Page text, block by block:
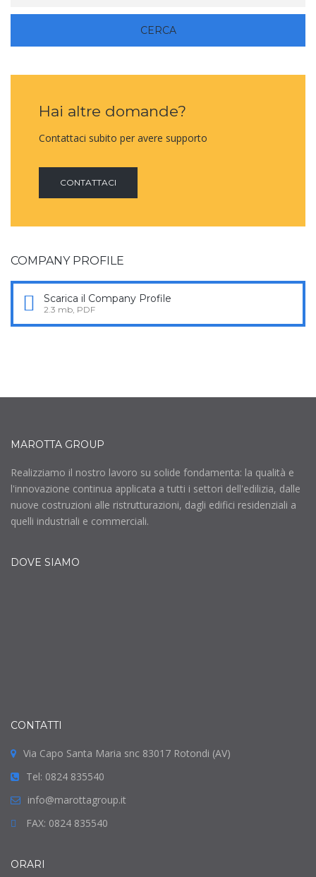
Hai altre domande?
Contattaci subito per avere supporto
CONTATTACI
COMPANY PROFILE
Scarica il Company Profile
2.3 mb, PDF
MAROTTA GROUP
Realizziamo il nostro lavoro su solide fondamenta: la qualità e
l'innovazione continua applicata a tutti i settori dell'edilizia, dalle
nuove costruzioni alle ristrutturazioni, dagli edifici residenziali a
quelli industriali e commerciali.
DOVE SIAMO
CONTATTI
Via Capo Santa Maria snc 83017 Rotondi (AV)
Tel: 0824 835540
info@marottagroup.it
FAX: 0824 835540
ORARI